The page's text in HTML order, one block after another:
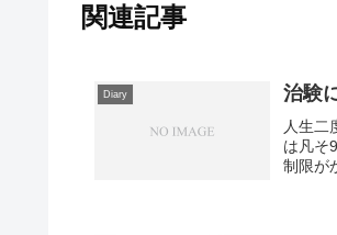
関連記事
Diary 治験
人生二
は凡そ
制限が